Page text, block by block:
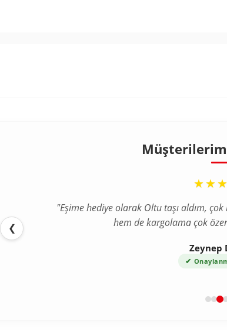
❮
"Eşime hediye olarak Oltu taşı aldım,
hem de kargolama çok
Zeynep
✔
"İlk defa internetten tesbih aldım ve
çok daha kaliteli çıktı.
Ahmet
✔